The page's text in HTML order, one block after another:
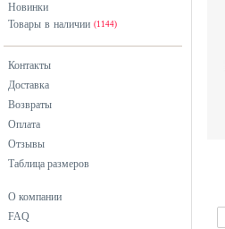
синий
черный
Новинки
Товары в наличии (1144)
Контакты
Доставка
Возвраты
Оплата
Отзывы
Таблица размеров
О компании
FAQ